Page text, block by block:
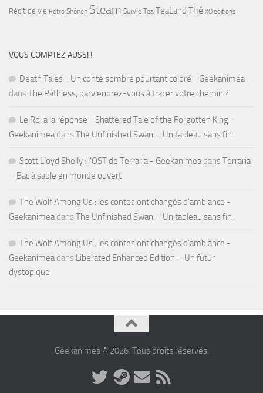
Récit de vie Rétro Shônen Steam Survie Tea TeaLand Thé XO éditions
VOUS COMPTEZ AUSSI !
Death Tales - Un conte sombre pourtant coloré - Geekanimea
dans The Pathless, parviendrez-vous à tracer votre chemin ?
Le Roi a la réponse - Shattered Tale of the Forgotten King -
Geekanimeadans The Unfinished Swan – Un tableau sans fin
Scott Lloyd Shelly : l'OST de Terraria - Geekanimeadans Terraria
– Bac à sable en monde ouvert
The Wolf Among Us : les contes ont changés d'ambiance -
Geekanimeadans The Unfinished Swan – Un tableau sans fin
The Wolf Among Us : les contes ont changés d'ambiance -
Geekanimeadans Liberated Enhanced Edition – Un futur
dystopique
Geekanimea © 2026. Tous droits réservés.